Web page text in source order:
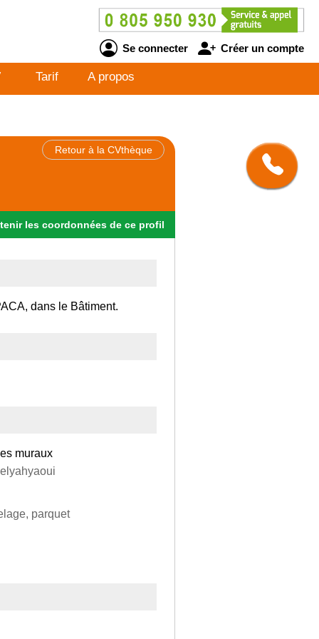
Se connecter Créer un compte
Tarif A propos
Retour à la CVthèque
les coordonnées de ce profil
dans le Bâtiment.
muraux
parquet